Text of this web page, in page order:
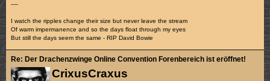
----
I watch the ripples change their size but never leave the stream
Of warm impermanence and so the days float through my eyes
But still the days seem the same - RIP David Bowie
CrixusCraxus
Re: Der Drachenzwinge Online Convention Forenbereich ist eröffnet!